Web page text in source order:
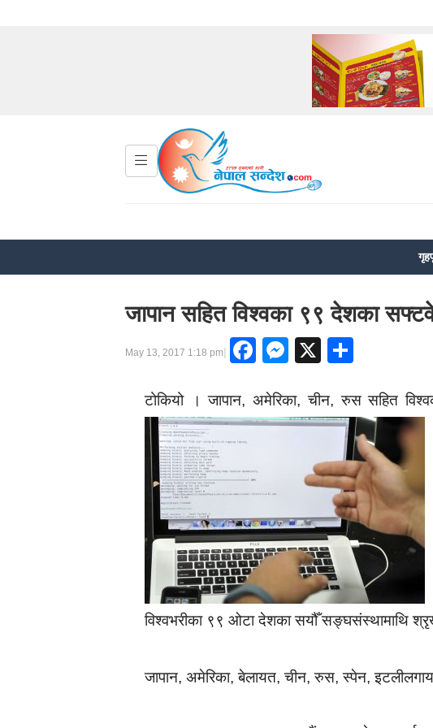
जापान सहित विश्वका ९९ देशका
May 13, 2017 1:18 pm| Facebook
Messenger
X
टोकियो । जापान, अमेरिका, चीन, रुस सहित
विश्वभरीका ९९ ओटा देशका सयौँ सङ्घसंस्थामाथि
जापान, अमेरिका, बेलायत, चीन, रुस, स्पेन,